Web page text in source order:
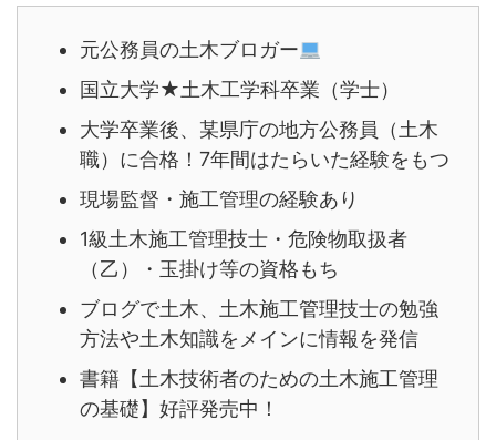
元公務員の土木ブロガー
国立大学★土木工学科卒業（学士）
大学卒業後、某県庁の地方公務員（土木
職）に合格！7年間はたらいた経験をもつ
現場監督・施工管理の経験あり
1級土木施工管理技士・危険物取扱者
（乙）・玉掛け等の資格もち
ブログで土木、土木施工管理技士の勉強
方法や土木知識をメインに情報を発信
書籍【土木技術者のための土木施工管理
の基礎】好評発売中！